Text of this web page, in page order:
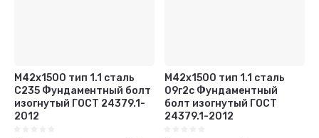
М42x1500 тип 1.1 сталь
С235 Фундаментный болт
изогнутый ГОСТ 24379.1-
2012
М42x1500 тип 1.1 сталь
09г2с Фундаментный
болт изогнутый ГОСТ
24379.1-2012